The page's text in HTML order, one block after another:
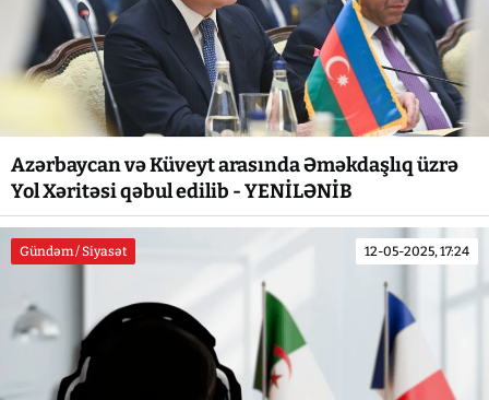
Azərbaycan və Küveyt arasında Əməkdaşlıq üzrə
Yol Xəritəsi qəbul edilib - YENİLƏNİB
Gündəm / Siyasət 12-05-2025, 17:24